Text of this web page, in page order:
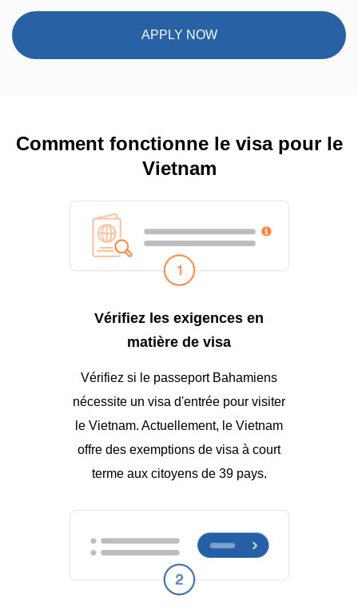
APPLY NOW
Comment fonctionne le visa pour le
Vietnam
Vérifiez les exigences en
matière de visa
Vérifiez si le passeport Bahamiens
nécessite un visa d'entrée pour visiter
le Vietnam. Actuellement, le Vietnam
offre des exemptions de visa à court
terme aux citoyens de 39 pays.